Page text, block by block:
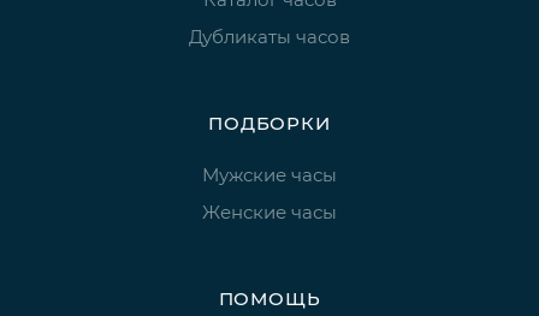
Дубликаты часов
ПОДБОРКИ
Мужские часы
Женские часы
ПОМОЩЬ